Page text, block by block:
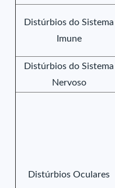
Distúrbios do Sistema
Imune
Distúrbios do Sistema
Nervoso
Distúrbios Oculares